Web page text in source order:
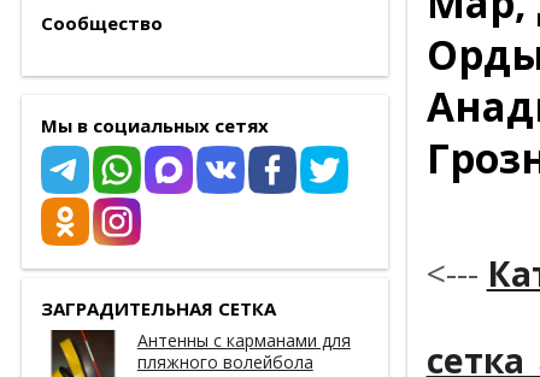
Сообщество
Мы в социальных сетях
ЗАГРАДИТЕЛЬНАЯ СЕТКА
Антенны с карманами для
пляжного волейбола
<---